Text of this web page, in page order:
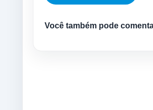
Você também pode